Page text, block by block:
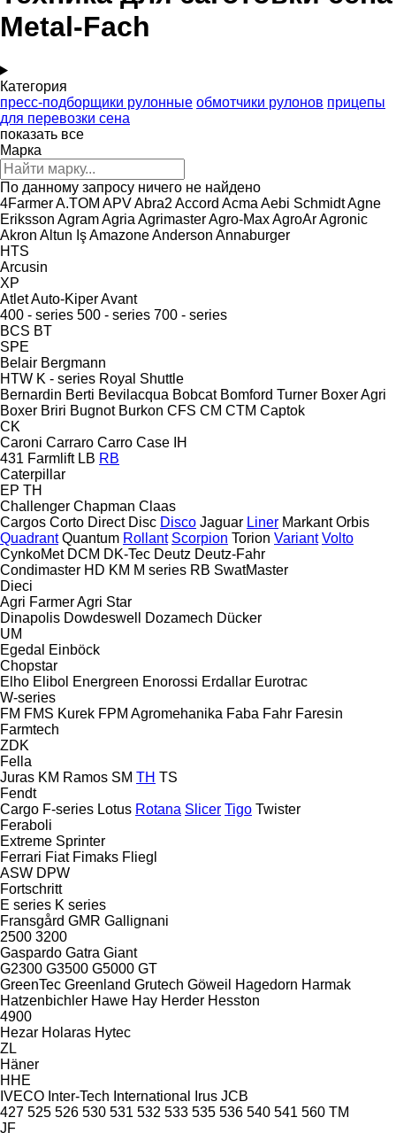
Metal-Fach
Категория
пресс-подборщики рулонные обмотчики рулонов прицепы
для перевозки сена
показать все
Марка
По данному запросу ничего не найдено
4FarmerA.TOM APVAbra2 Accord Acma Aebi SchmidtAgne
Eriksson AgramAgria AgrimasterAgro-MaxAgroArAgronic
Akron Altun IşAmazoneAnderson Annaburger
HTS
Arcusin
XP
AtletAuto-KiperAvant
400 - series 500 - series 700 - series
BCS BT
SPE
Belair Bergmann
HTW K - series Royal Shuttle
Bernardin Berti Bevilacqua Bobcat Bomford Turner Boxer Agri
Boxer Briri Bugnot Burkon CFS CM CTM Captok
CK
Caroni Carraro Carro Case IH
431 Farmlift LB RB
Caterpillar
EP TH
Challenger Chapman Claas
Cargos Corto Direct Disc Disco Jaguar Liner Markant Orbis
Quadrant Quantum Rollant Scorpion Torion Variant Volto
CynkoMet DCM DK-Tec Deutz Deutz-Fahr
Condimaster HD KM M series RB SwatMaster
Dieci
Agri FarmerAgri Star
Dinapolis Dowdeswell Dozamech Dücker
UM
Egedal
Einböck
Chopstar
Elho Elibol Energreen Enorossi Erdallar Eurotrac
W-series
FM FMS Kurek FPM Agromehanika Faba Fahr Faresin
Farmtech
ZDK
Fella
Juras KM Ramos SM TH TS
Fendt
Cargo F-series Lotus Rotana Slicer Tigo Twister
Feraboli
Extreme Sprinter
Ferrari Fiat Fimaks Fliegl
ASW DPW
Fortschritt
E series K series
Fransgård GMR Gallignani
2500 3200
Gaspardo Gatra Giant
G2300 G3500 G5000 GT
GreenTec Greenland Grutech Göweil Hagedorn Harmak
Hatzenbichler Hawe Hay Herder Hesston
4900
Hezar Holaras Hytec
ZL
Häner
HHE
IVECO Inter-Tech International Irus JCB
427 525 526 530 531 532 533 535 536 540 541 560 TM
JF